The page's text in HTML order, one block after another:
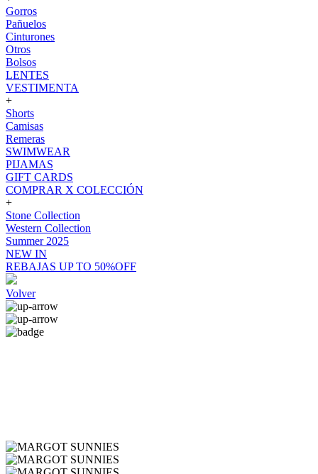
Gorros
Pañuelos
Cinturones
Otros
Bolsos
LENTES
VESTIMENTA
+
Shorts
Camisas
Remeras
SWIMWEAR
PIJAMAS
GIFT CARDS
COMPRAR X COLECCIÓN
+
Stone Collection
Western Collection
Summer 2025
NEW IN
REBAJAS UP TO 50%OFF
Volver